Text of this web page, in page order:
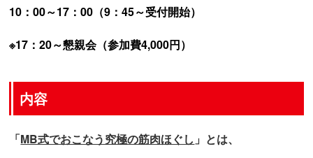
10：00～17：00（9：45～受付開始）
※17：20～懇親会（参加費4,000円）
内容
「MB式でおこなう究極の筋肉ほぐし 」 とは、